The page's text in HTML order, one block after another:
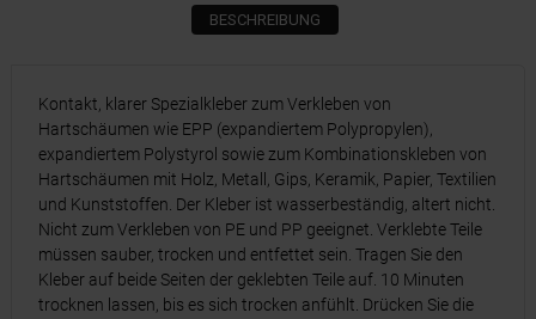
BESCHREIBUNG
Kontakt, klarer Spezialkleber zum Verkleben von
Hartschäumen wie EPP (expandiertem Polypropylen),
expandiertem Polystyrol sowie zum Kombinationskleben von
Hartschäumen mit Holz, Metall, Gips, Keramik, Papier, Textilien
und Kunststoffen. Der Kleber ist wasserbeständig, altert nicht.
Nicht zum Verkleben von PE und PP geeignet. Verklebte Teile
müssen sauber, trocken und entfettet sein. Tragen Sie den
Kleber auf beide Seiten der geklebten Teile auf. 10 Minuten
trocknen lassen, bis es sich trocken anfühlt. Drücken Sie die